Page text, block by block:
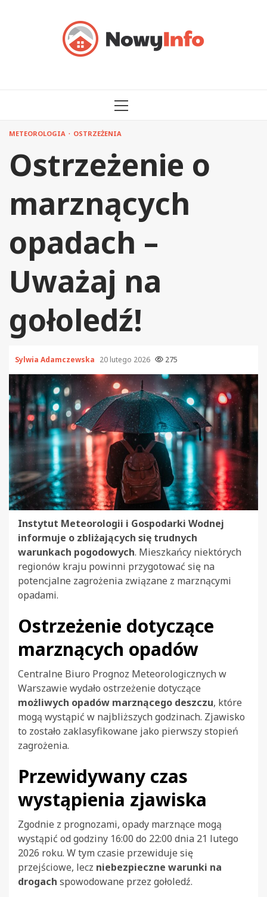
MENU
METEOROLOGIA OSTRZEŻENIA
Ostrzeżenie o
marznących
opadach –
Uważaj na
gołoledź!
Sylwia Adamczewska 20 lutego 2026 275
Instytut Meteorologii i Gospodarki Wodnej
informuje o zbliżających się trudnych
warunkach pogodowych. Mieszkańcy niektórych
regionów kraju powinni przygotować się na
potencjalne zagrożenia związane z marznącymi
opadami.
Ostrzeżenie dotyczące
marznących opadów
Centralne Biuro Prognoz Meteorologicznych w
Warszawie wydało ostrzeżenie dotyczące
możliwych opadów marznącego deszczu, które
mogą wystąpić w najbliższych godzinach. Zjawisko
to zostało zaklasyfikowane jako pierwszy stopień
zagrożenia.
Przewidywany czas
wystąpienia zjawiska
Zgodnie z prognozami, opady marznące mogą
wystąpić od godziny 16:00 do 22:00 dnia 21 lutego
2026 roku. W tym czasie przewiduje się
przejściowe, lecz niebezpieczne warunki na
drogach spowodowane przez gołoledź.